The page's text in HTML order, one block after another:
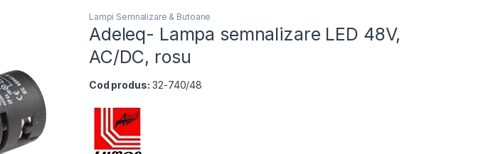
Lampi Semnalizare & Butoane
Adeleq- Lampa semnalizare LED 48V,
AC/DC, rosu
Cod produs: 32-740/48